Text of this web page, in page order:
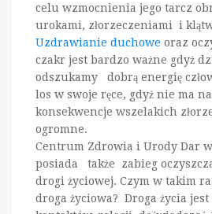
celu wzmocnienia jego tarcz
urokami, złorzeczeniami i
Uzdrawianie duchowe oraz
czakr jest bardzo ważne gdyż
odszukamy dobrą energię
los w swoje ręce, gdyż nie ma na
konsekwencje wszelakich
ogromne.
Centrum Zdrowia i Urody Dar
posiada także zabieg
drogi życiowej. Czym w takim
droga życiowa? Droga życia jest